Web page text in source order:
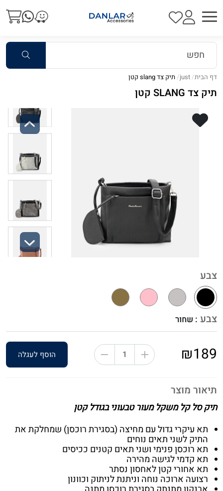
דף הבית just תיק צד slang קטן
תיק צד SLANG קטן
תיאור מוצר
תיק סל קל משקל מעור טבעוני בגודל קטן
תא עיקרי גדול עם מחיצה (בסגירת רוכסן) שמחלקת את
התיק לשני תאים נוחים
תא רוכסן פנימי ושני תאים קטנים ככיסים
תא קדמי לגישה מהירה
תא אחורי קטן לאחסון נסתר
רצועה ארוכה נוחה וניתנת לניתוק וכוונון
צבע
צבע : שחור
₪189 הוסף לעגלה
Previous
Next